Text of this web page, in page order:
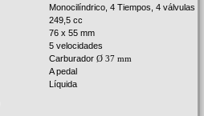
Monocilíndrico, 4 Tiempos, 4 válvulas
249,5 cc
76 x 55 mm
5 velocidades
CarburadorØ 37 mm
A pedal
Líquida